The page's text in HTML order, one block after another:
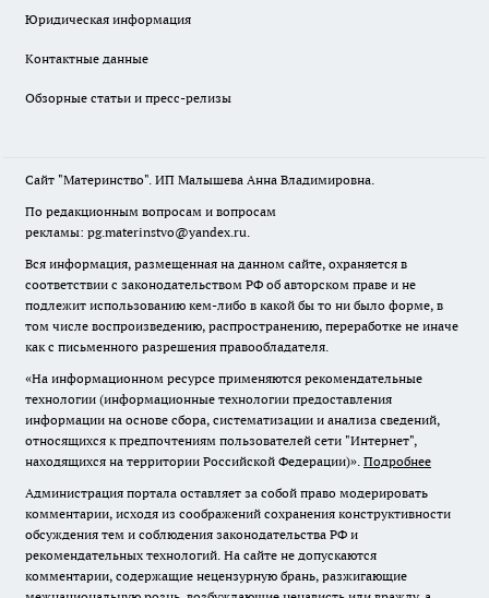
Юридическая информация
Контактные данные
Обзорные статьи и пресс-релизы
Сайт "Материнство". ИП Малышева Анна Владимировна.
По редакционным вопросам и вопросам
рекламы: pg.materinstvo@yandex.ru.
Вся информация, размещенная на данном сайте, охраняется в
соответствии с законодательством РФ об авторском праве и не
подлежит использованию кем-либо в какой бы то ни было форме, в
том числе воспроизведению, распространению, переработке не иначе
как с письменного разрешения правообладателя.
«На информационном ресурсе применяются рекомендательные
технологии (информационные технологии предоставления
информации на основе сбора, систематизации и анализа сведений,
относящихся к предпочтениям пользователей сети "Интернет",
находящихся на территории Российской Федерации)». Подробнее
Администрация портала оставляет за собой право модерировать
комментарии, исходя из соображений сохранения конструктивности
обсуждения тем и соблюдения законодательства РФ и
рекомендательных технологий. На сайте не допускаются
комментарии, содержащие нецензурную брань, разжигающие